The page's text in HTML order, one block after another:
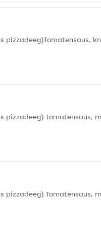
pizzadeeg)Tomatensaus,
pizzadeeg) Tomatensaus,
pizzadeeg) Tomatensaus,